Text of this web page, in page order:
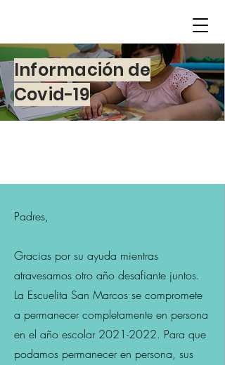
Información de
Covid-19
Padres,
Gracias por su ayuda mientras
atravesamos otro año desafiante juntos.
La Escuelita San Marcos se compromete
a permanecer completamente en persona
en el año escolar 2021-2022. Para que
podamos permanecer en persona, sus